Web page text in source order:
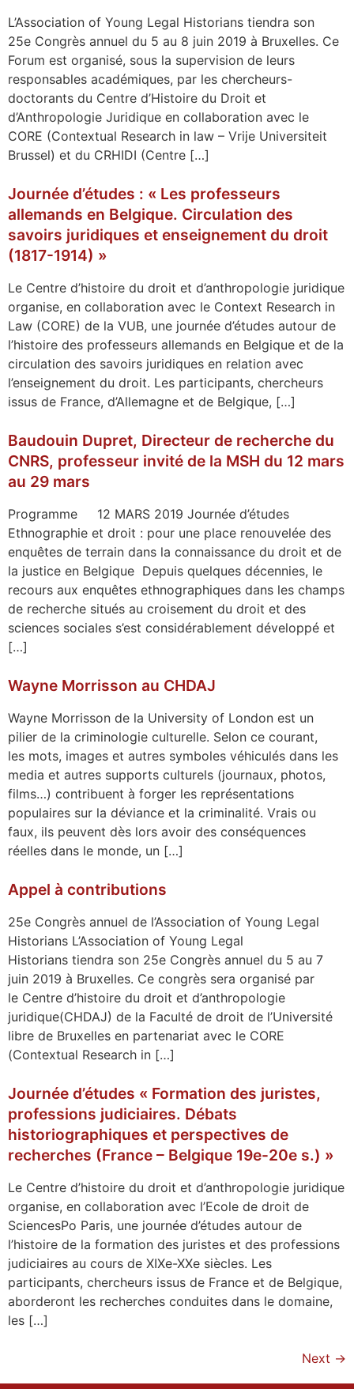
L’Association of Young Legal Historians tiendra son
25e Congrès annuel du 5 au 8 juin 2019 à Bruxelles. Ce
Forum est organisé, sous la supervision de leurs
responsables académiques, par les chercheurs-
doctorants du Centre d’Histoire du Droit et
d’Anthropologie Juridique en collaboration avec le
CORE (Contextual Research in law – Vrije Universiteit
Brussel) et du CRHIDI (Centre […]
Journée d’études : « Les professeurs
allemands en Belgique. Circulation des
savoirs juridiques et enseignement du droit
(1817-1914) »
Le Centre d’histoire du droit et d’anthropologie juridique
organise, en collaboration avec le Context Research in
Law (CORE) de la VUB, une journée d’études autour de
l’histoire des professeurs allemands en Belgique et de la
circulation des savoirs juridiques en relation avec
l’enseignement du droit. Les participants, chercheurs
issus de France, d’Allemagne et de Belgique, […]
Baudouin Dupret, Directeur de recherche du
CNRS, professeur invité de la MSH du 12 mars
au 29 mars
Programme 12 MARS 2019 Journée d’études
Ethnographie et droit : pour une place renouvelée des
enquêtes de terrain dans la connaissance du droit et de
la justice en Belgique Depuis quelques décennies, le
recours aux enquêtes ethnographiques dans les champs
de recherche situés au croisement du droit et des
sciences sociales s’est considérablement développé et
[…]
Wayne Morrisson au CHDAJ
Wayne Morrisson de la University of London est un
pilier de la criminologie culturelle. Selon ce courant,
les mots, images et autres symboles véhiculés dans les
media et autres supports culturels (journaux, photos,
films…) contribuent à forger les représentations
populaires sur la déviance et la criminalité. Vrais ou
faux, ils peuvent dès lors avoir des conséquences
réelles dans le monde, un […]
Appel à contributions
25e Congrès annuel de l’Association of Young Legal
Historians L’Association of Young Legal
Historians tiendra son 25e Congrès annuel du 5 au 7
juin 2019 à Bruxelles. Ce congrès sera organisé par
le Centre d’histoire du droit et d’anthropologie
juridique(CHDAJ) de la Faculté de droit de l’Université
libre de Bruxelles en partenariat avec le CORE
(Contextual Research in […]
Journée d’études « Formation des juristes,
professions judiciaires. Débats
historiographiques et perspectives de
recherches (France – Belgique 19e-20e s.) »
Le Centre d’histoire du droit et d’anthropologie juridique
organise, en collaboration avec l’Ecole de droit de
SciencesPo Paris, une journée d’études autour de
l’histoire de la formation des juristes et des professions
judiciaires au cours de XIXe-XXe siècles. Les
participants, chercheurs issus de France et de Belgique,
aborderont les recherches conduites dans le domaine,
les […]
Next →